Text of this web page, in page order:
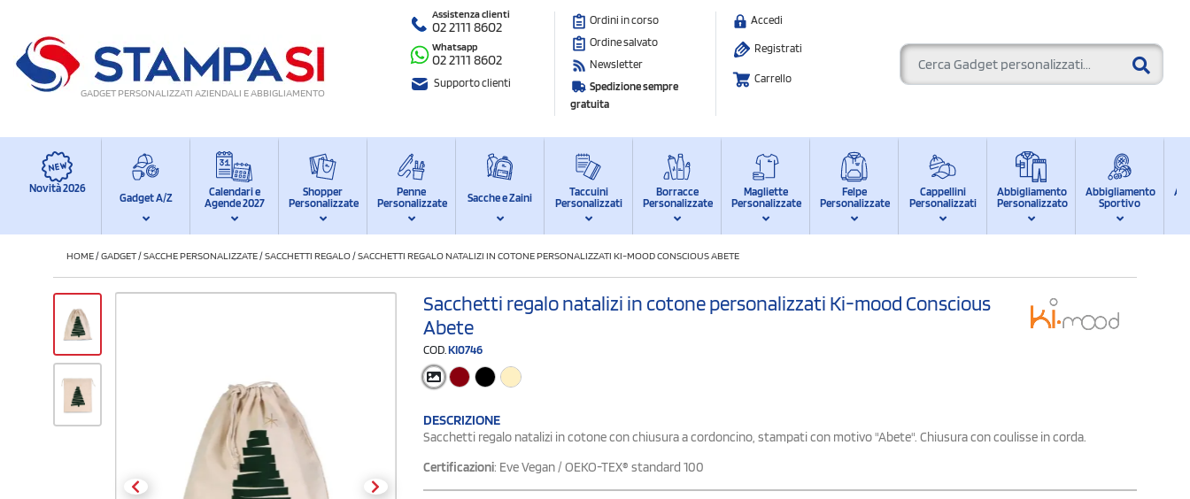
GADGET PERSONALIZZATI AZIENDALI E ABBIGLIAMENTO
Assistenza clienti
02 2111 8602
Whatsapp
02 2111 8602
Supporto clienti
Ordini in corso
Ordine salvato
Newsletter
Spedizione sempre
gratuita
Accedi
Registrati
Carrello
Novità 2026
Gadget A/Z
Calendari e
Agende 2027
Shopper
Personalizzate
Penne
Personalizzate
Sacche e Zaini
Taccuini
Personalizzati
Borracce
Personalizzate
Magliette
Personalizzate
Felpe
Personalizzate
Cappellini
Personalizzati
Abbigliamento
Personalizzato
Abbigliamento
Sportivo
HOME/GADGET/SACCHE PERSONALIZZATE/SACCHETTI REGALO/SACCHETTI REGALO NATALIZI IN COTONE PERSONALIZZATI KI-MOOD CONSCIOUS ABETE
Sacchetti regalo natalizi in cotone personalizzati Ki-mood Conscious
Abete
COD. KI0746
DESCRIZIONE
Sacchetti regalo natalizi in cotone con chiusura a cordoncino, stampati con motivo "Abete". Chiusura con coulisse in corda.
Certificazioni: Eve Vegan / OEKO-TEX® standard 100